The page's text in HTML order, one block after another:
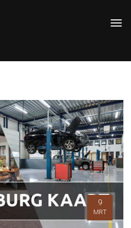
9
MRT